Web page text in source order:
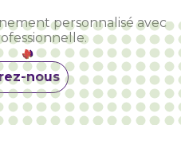
personnalisé avec
nous